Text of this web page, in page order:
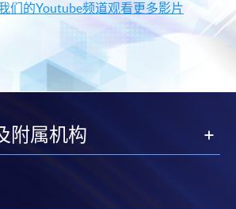
们的Youtube频道观看更多影片
附属机构